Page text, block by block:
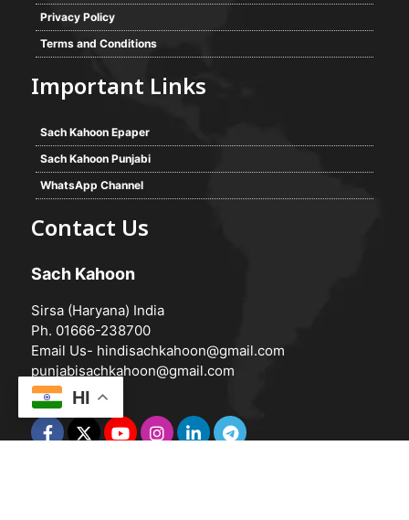
Privacy Policy
Terms and Conditions
Important Links
Sach Kahoon Epaper
Sach Kahoon Punjabi
WhatsApp Channel
Contact Us
Sach Kahoon
Sirsa (Haryana) India
Ph. 01666-238700
Email Us- hindisachkahoon@gmail.com
punjabisachkahoon@gmail.com
HI